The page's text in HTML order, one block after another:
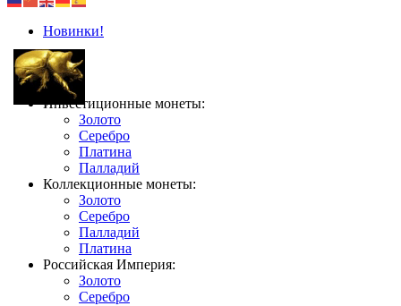
Новинки!
Инвестиционные монеты:
Золото
Серебро
Платина
Палладий
Коллекционные монеты:
Золото
Серебро
Палладий
Платина
Российская Империя:
Золото
Серебро